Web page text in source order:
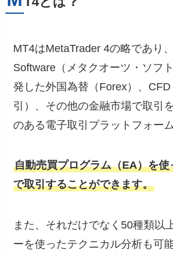
MT4はMetaTrader 4の略であり
Software（メタクオーツ・ソフ
発した外国為替（Forex）、
引）、その他の金融市場で取引
のある電子取引プラットフォーム
自動売買プログラム（EA）を使
で取引することができます。
また、それだけでなく50種類以
ーを使ったテクニカル分析も可能